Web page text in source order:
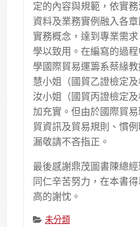
定的內容與規範，依實
資料及業務實例融入各
實務概念，達到專業需
學以致用。在編寫的過
學國際貿易運籌系蔡緣
慧小姐（國貿乙證檢定
汝小姐（國貿丙證檢定
加充實。但由於國際貿
貿資訊及貿易規則、慣
漏敬請不吝指正。
最後感謝鼎茂圖書陳總
同仁辛苦努力，在本書
高的謝忱。
Categories:
未分類